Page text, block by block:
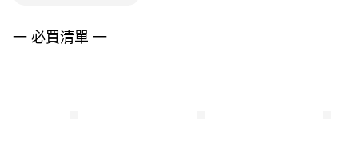
請求用戶進行身份認證。
５．嚴禁一人註冊多個帳號或使用他人資訊註冊。若發現惡意使用之情形，
一 必買清單 一